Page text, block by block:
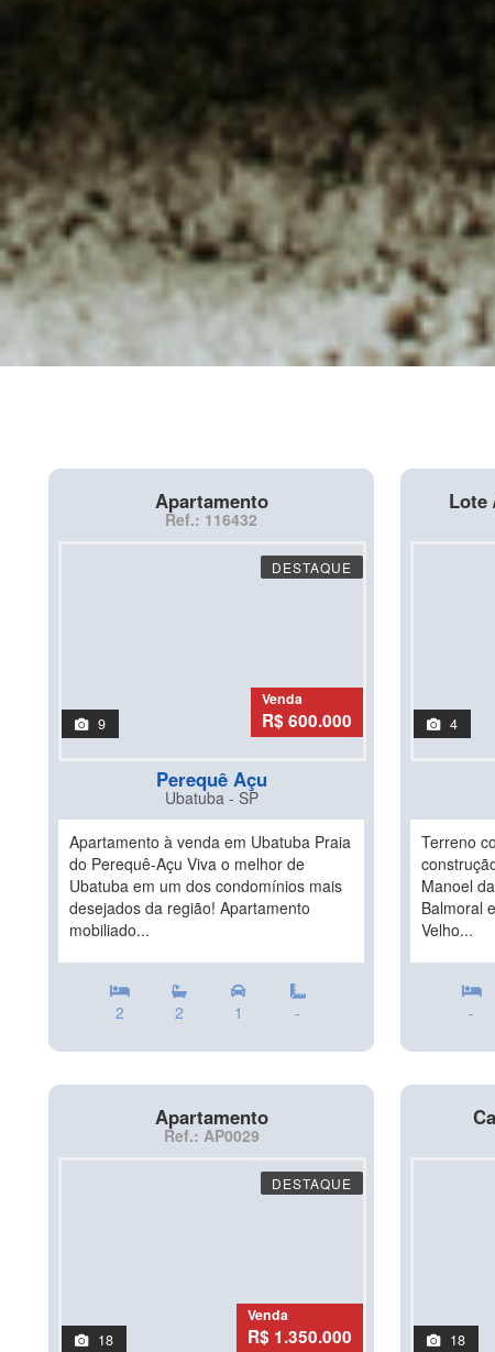
Apartamento
Ref.: 116432
DESTAQUE
9
Venda
R$ 600.000
Perequê Açu
Ubatuba - SP
Apartamento à venda em Ubatuba Praia
do Perequê-Açu Viva o melhor de
Ubatuba em um dos condomínios mais
desejados da região! Apartamento
mobiliado...
2 2 1 -
Lote
4
Terreno
Manoel
Balmoral
Velho...
-
Apartamento
Ref.: AP0029
DESTAQUE
18
Venda
R$ 1.350.000 18